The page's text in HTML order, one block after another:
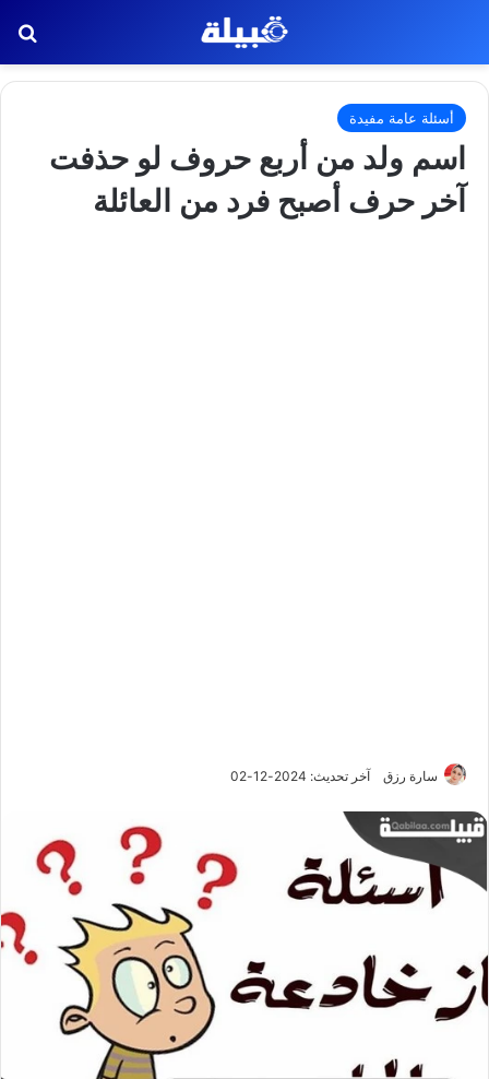
أسئلة عامة مفيدة
اسم ولد من أربع حروف لو حذفت
آخر حرف أصبح فرد من العائلة
سارة رزق آخر تحديث: 2024-12-02